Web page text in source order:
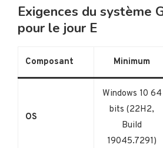
Exigences du système
pour le jour E
Composant Minimum
OS
Windows 10 64
bits (22H2,
Build
19045.7291)